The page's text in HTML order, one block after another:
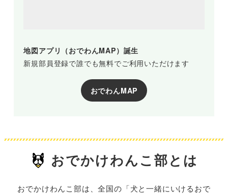
地図アプリ（おでわんMAP）誕生
新規部員登録で誰でも無料でご利用いただけます
おでわんMAP
おでかけわんこ部とは
おでかけわんこ部は、全国の「犬と一緒にいけるおで